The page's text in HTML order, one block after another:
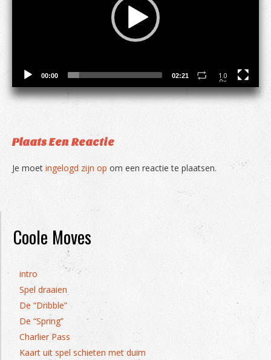
00:00 02:21 1.0
0x
Plaats Een Reactie
Je moet ingelogd zijn op om een reactie te plaatsen.
Coole Moves
intro
Spel draaien
De “Dribble”
De “Spring”
Charlier Pass
Kaart uit spel schieten met duim